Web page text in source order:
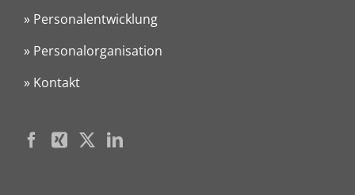
» Personalentwicklung
» Personalorganisation
» Kontakt